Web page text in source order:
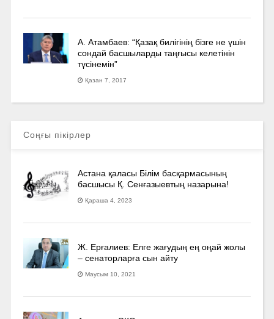
А. Атамбаев: “Қазақ билігінің бізге не үшін
сондай басшыларды таңғысы келетінін
түсінемін”
Қазан 7, 2017
Соңғы пікірлер
Астана қаласы Білім басқармасының
басшысы Қ. Сенғазыевтың назарына!
Қараша 4, 2023
Ж. Ерғалиев: Елге жағудың ең оңай жолы
– сенаторларға сын айту
Маусым 10, 2021